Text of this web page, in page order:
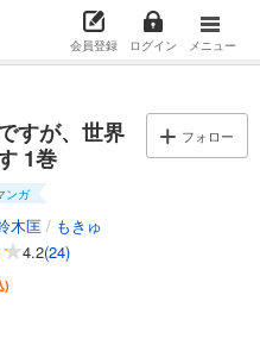
会員登録 ログイン メニュー
すが、世界
1巻
フォロー
ンガ
木匡 / もきゅ
4.2(24)
)